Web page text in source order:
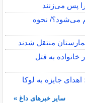
پس می‌زنند
می‌شود؟/ نحوه
پدر خانواده به قتل
جایزه به لوکا
سایر خبرهای داغ »